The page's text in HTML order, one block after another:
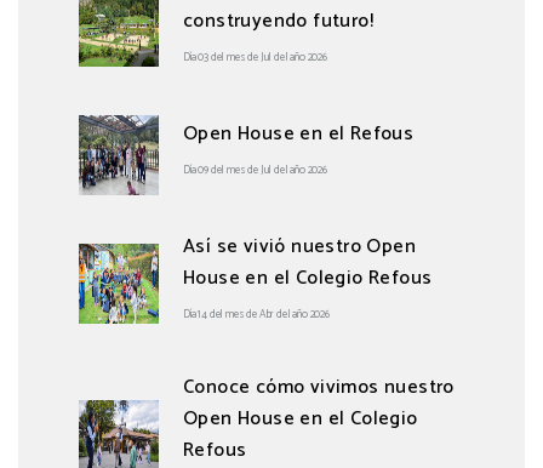
construyendo futuro!
Día 03 del mes de Jul del año 2026
Open House en el Refous
Día 09 del mes de Jul del año 2026
Así se vivió nuestro Open
House en el Colegio Refous
Día 14 del mes de Abr del año 2026
Conoce cómo vivimos nuestro
Open House en el Colegio
Refous